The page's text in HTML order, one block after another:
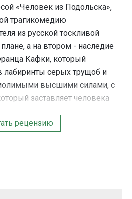
«Человек из Подольска»,
трагикомедию
из русской тоскливой
а на втором - наследие
Кафки, который
лабиринты серых трущоб и
высшими силами, с
заставляет человека
появившуюся на свет
и как яркое проявление
рецензию